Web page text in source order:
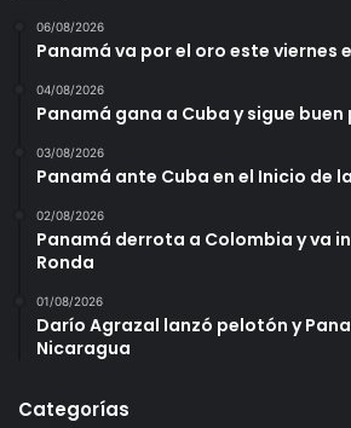
06/08/2026
Panamá va por el oro este viernes
04/08/2026
Panamá gana a Cuba y sigue buen
03/08/2026
Panamá ante Cuba en el Inicio de
02/08/2026
Panamá derrota a Colombia y va
Ronda
01/08/2026
Darío Agrazal lanzó pelotón y
Nicaragua
Categorías